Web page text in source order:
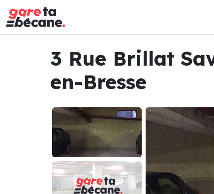
3 Rue Brillat
en-Bresse